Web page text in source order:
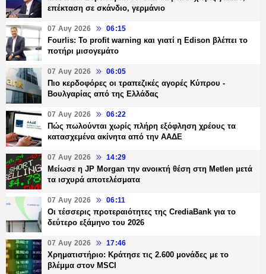
επέκταση σε σκάνδιο, γερμάνιο
07 Αυγ 2026 06:15
Fourlis: Το profit warning και γιατί η Edison βλέπει το
ποτήρι μισογεμάτο
07 Αυγ 2026 06:05
Πιο κερδοφόρες οι τραπεζικές αγορές Κύπρου -
Βουλγαρίας από της Ελλάδας
07 Αυγ 2026 06:22
Πώς πωλούνται χωρίς πλήρη εξόφληση χρέους τα
κατασχεμένα ακίνητα από την ΑΑΔΕ
07 Αυγ 2026 14:29
Μείωσε η JP Morgan την ανοικτή θέση στη Metlen μετά
τα ισχυρά αποτελέσματα
07 Αυγ 2026 06:11
Οι τέσσερις προτεραιότητες της CrediaBank για το
δεύτερο εξάμηνο του 2026
07 Αυγ 2026 17:46
Χρηματιστήριο: Κράτησε τις 2.600 μονάδες με το
βλέμμα στον MSCI